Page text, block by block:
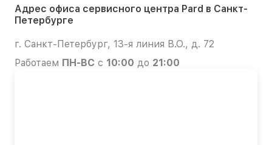
Адрес офиса сервисного центра Pard в Санкт-
Петербурге
г. Санкт-Петербург, 13-я линия В.О., д. 72
Работаем ПН-ВС с 10:00 до 21:00